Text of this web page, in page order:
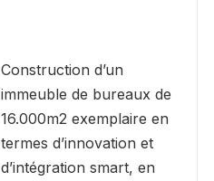
Construction d’un
immeuble de bureaux de
16.000m2 exemplaire en
termes d’innovation et
d’intégration smart, en